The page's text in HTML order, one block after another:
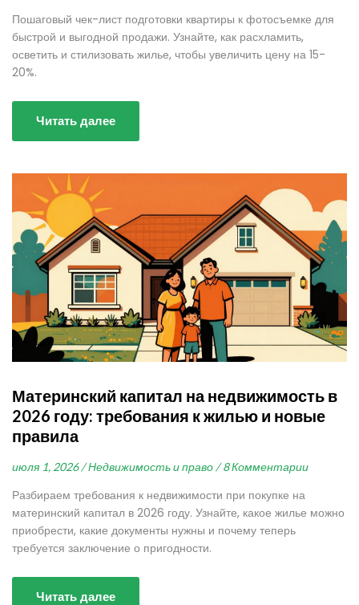
Пошаговый чек-лист подготовки квартиры к фотосъемке для
быстрой и выгодной продажи. Узнайте, как расхламить,
осветить и стилизовать жилье, чтобы увеличить цену на 15-
20%.
Читать далее
Материнский капитал на недвижимость в
2026 году: требования к жилью и новые
правила
июля 1, 2026 / Недвижимость и право / 8 Комментарии
Разбираем требования к недвижимости при покупке на
материнский капитал в 2026 году. Узнайте, какое жилье можно
приобрести, какие документы нужны и почему теперь
требуется заключение о пригодности.
Читать далее